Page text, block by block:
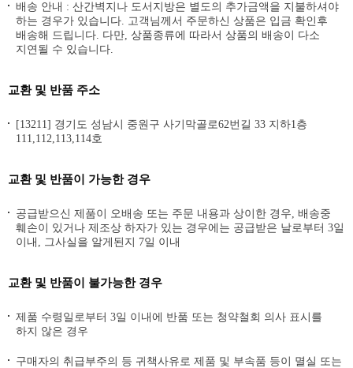
배송 안내 : 산간벽지나 도서지방은 별도의 추가금액을 지불하셔야
하는 경우가 있습니다. 고객님께서 주문하신 상품은 입금 확인후
배송해 드립니다. 다만, 상품종류에 따라서 상품의 배송이 다소
지연될 수 있습니다.
교환 및 반품 주소
[13211] 경기도 성남시 중원구 사기막골로62번길 33 지하1층
111,112,113,114호
교환 및 반품이 가능한 경우
공급받으신 제품이 오배송 또는 주문 내용과 상이한 경우, 배송중
훼손이 있거나 제조상 하자가 있는 경우에는 공급받은 날로부터 3일
이내, 그사실을 알게된지 7일 이내
교환 및 반품이 불가능한 경우
제품 수령일로부터 3일 이내에 반품 또는 청약철회 의사 표시를
하지 않은 경우
구매자의 취급부주의 등 귀책사유로 제품 및 부속품 등이 멸실 또는